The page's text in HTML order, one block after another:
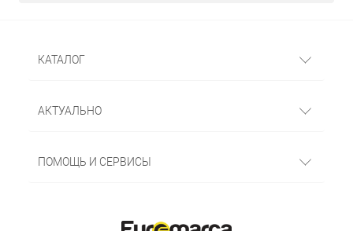
КАТАЛОГ
АКТУАЛЬНО
ПОМОЩЬ И СЕРВИСЫ